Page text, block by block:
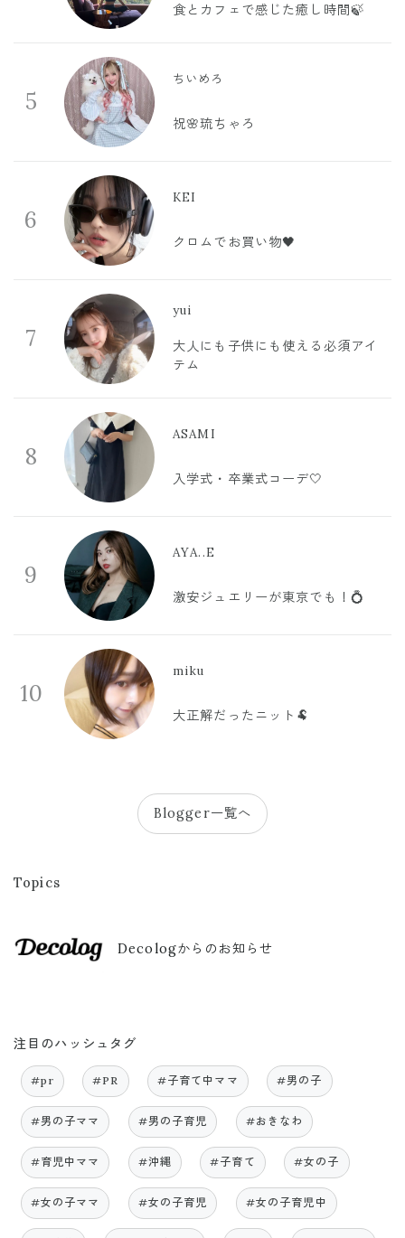
食とカフェで感じた癒し時間🍃
5
ちいめろ
祝🌸琉ちゃろ
6
KEI
クロムでお買い物🖤
7
yui
大人にも子供にも使える必須アイ
テム
8
ASAMI
入学式・卒業式コーデ🤍
9
AYA..E
激安ジュエリーが東京でも！💍
10
miku
大正解だったニット🐏
Blogger一覧へ
Topics
Decologからのお知らせ
注目のハッシュタグ
#pr #PR #子育て中ママ #男の子
#男の子ママ #男の子育児 #おきなわ
#育児中ママ #沖縄 #子育て #女の子
#女の子ママ #女の子育児 #女の子育児中